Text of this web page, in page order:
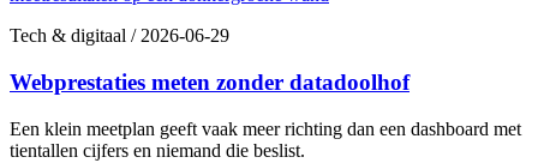
Tech & digitaal /2026-06-29
Webprestaties meten zonder datadoolhof
Een klein meetplan geeft vaak meer richting dan een dashboard met
tientallen cijfers en niemand die beslist.